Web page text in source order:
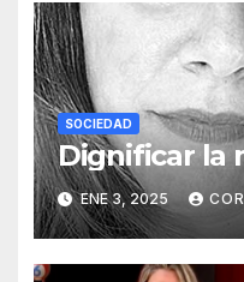
SOCIEDAD
Dignificar la
ENE 3, 2025